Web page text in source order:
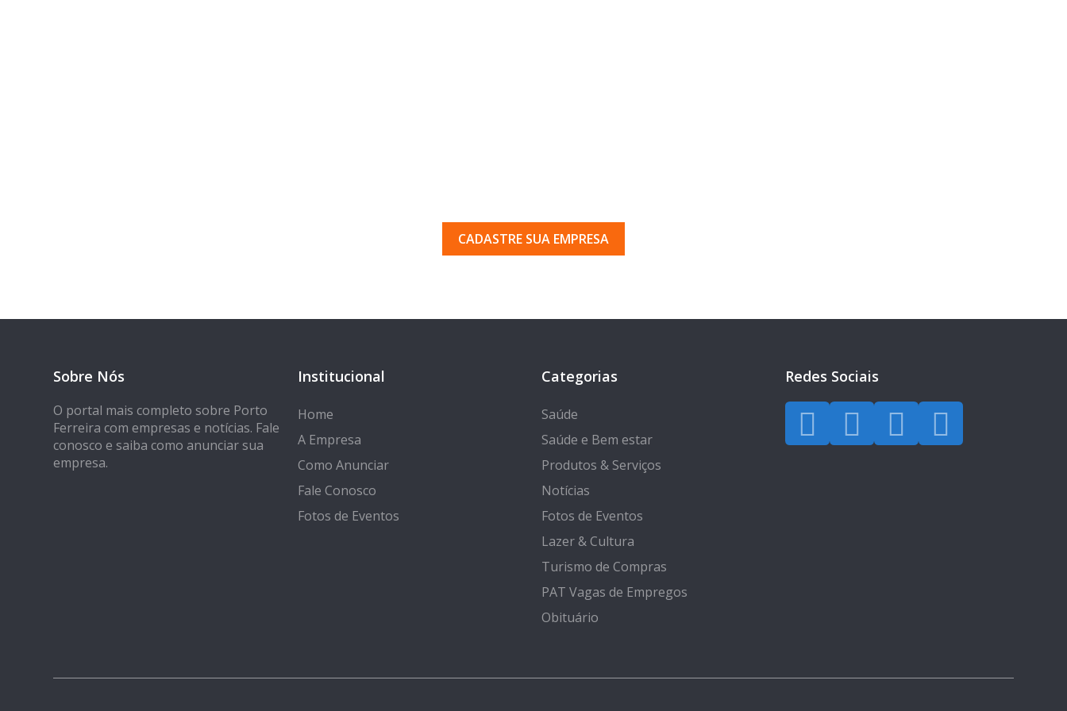
CADASTRE SUA EMPRESA
Sobre Nós
O portal mais completo sobre Porto
Ferreira com empresas e notícias. Fale
conosco e saiba como anunciar sua
empresa.
Institucional
Home
A Empresa
Como Anunciar
Fale Conosco
Fotos de Eventos
Categorias
Saúde
Saúde e Bem estar
Produtos & Serviços
Notícias
Fotos de Eventos
Lazer & Cultura
Turismo de Compras
PAT Vagas de Empregos
Obituário
Redes Sociais